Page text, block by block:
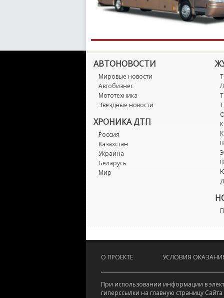
АВТОНОВОСТИ
Мировые новости
Автобизнес
Мототехника
Звездные новости
ХРОНИКА ДТП
Россия
Казахстан
Украина
Беларусь
Мир
О ПРОЕКТЕ УСЛОВИЯ
При использовании информации в
гиперссылки на главную страницу